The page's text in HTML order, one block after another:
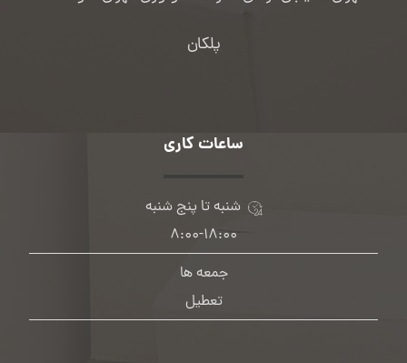
پلکان
ساعات کاری
شنبه تا پنج شنبه
۸:۰۰-۱۸:۰۰
جمعه ها
تعطیل